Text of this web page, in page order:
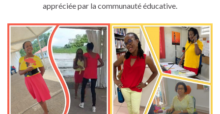
appréciée par la communauté éducative.